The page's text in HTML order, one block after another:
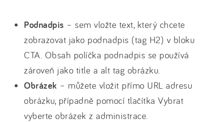
Podnadpis – sem vložte text, který chcete
zobrazovat jako podnadpis (tag H2) v bloku
CTA. Obsah políčka podnadpis se používá
zároveň jako title a alt tag obrázku.
Obrázek – můžete vložit přímo URL adresu
obrázku, případně pomocí tlačítka Vybrat
vyberte obrázek z administrace.